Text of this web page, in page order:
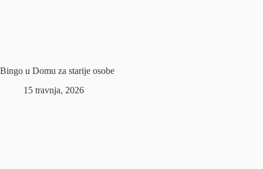
Bingo u Domu za starije osobe
15 travnja, 2026